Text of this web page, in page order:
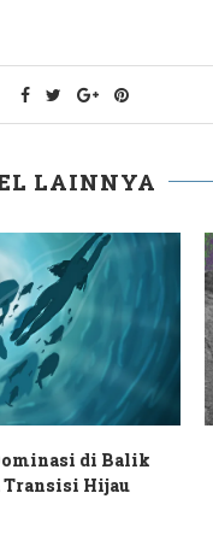
LAINNYA
Fisipol
Ambil Sikap